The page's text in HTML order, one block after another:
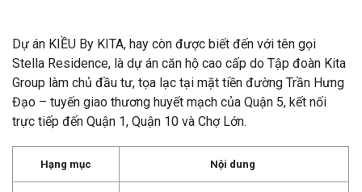
Dự án KIỀU By KITA, hay còn được biết đến với tên gọi
Stella Residence, là dự án căn hộ cao cấp do Tập đoàn Kita
Group làm chủ đầu tư, tọa lạc tại mặt tiền đường Trần Hưng
Đạo – tuyến giao thương huyết mạch của Quận 5, kết nối
trực tiếp đến Quận 1, Quận 10 và Chợ Lớn.
Hạng mục Nội dung